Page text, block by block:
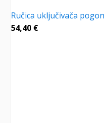
Ručica uključivača
54,40 €